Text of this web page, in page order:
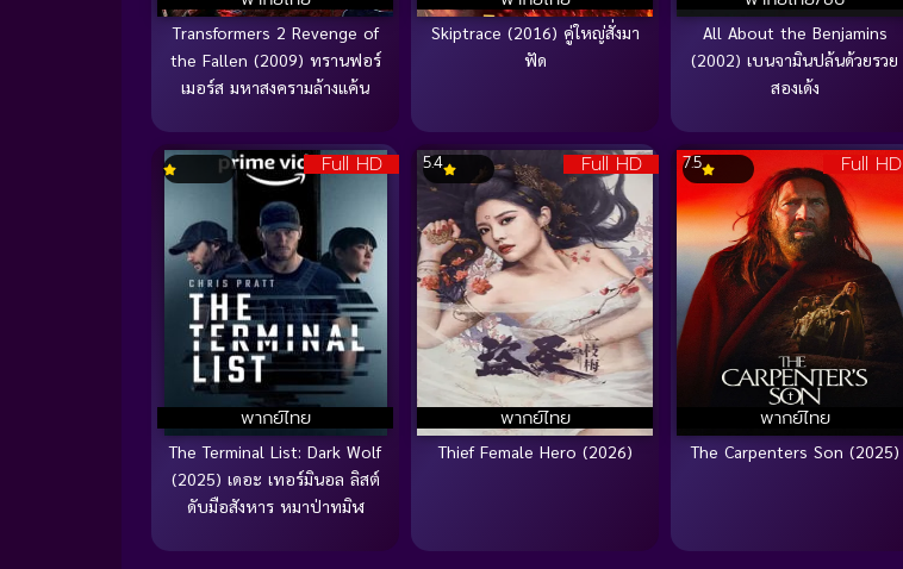
Transformers 2 Revenge of
the Fallen (2009) ทรานฟอร์
เมอร์ส มหาสงครามล้างแค้น
Skiptrace (2016) คู่ใหญ่สั่งมา
ฟัด
All About the Benjamins
(2002) เบนจามินปล้นด้วยรวย
สองเด้ง
Full HD
พากย์ไทย
The Terminal List: Dark Wolf
(2025) เดอะ เทอร์มินอล ลิสต์
ดับมือสังหาร หมาป่าทมิฬ
Full HD
พากย์ไทย
5.4
Thief Female Hero (2026)
Full HD
พากย์ไทย
7.5
The Carpenters Son (2025)